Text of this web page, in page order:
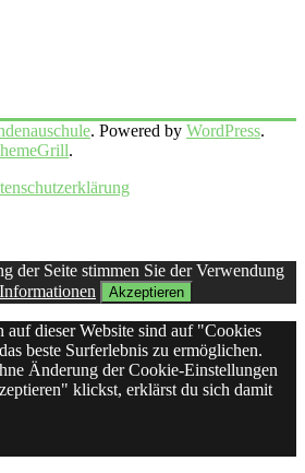
. Powered by WordPress.
.
der Seite stimmen Sie der Verwendung
Akzeptieren
dieser Website sind auf "Cookies
beste Surferlebnis zu ermöglichen.
Änderung der Cookie-Einstellungen
klickst, erklärst du sich damit